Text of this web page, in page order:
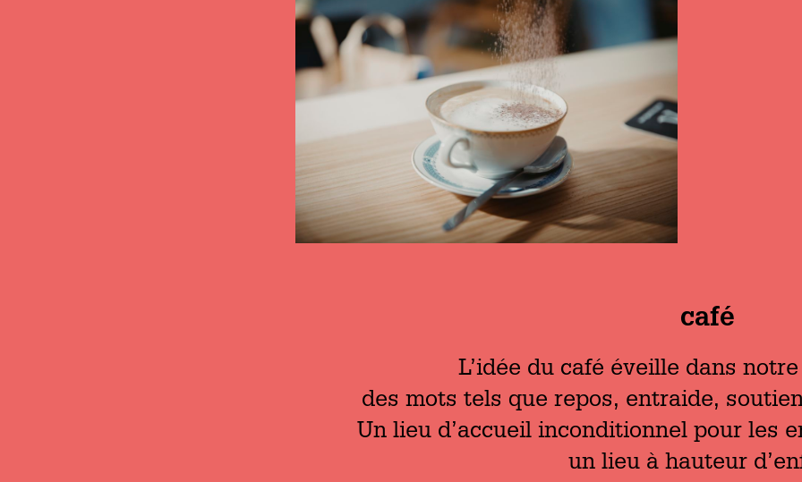
café
L’idée du café éveille dans
des mots tels que repos, entraide,
Un lieu d’accueil inconditionnel pour les
un lieu à hauteur